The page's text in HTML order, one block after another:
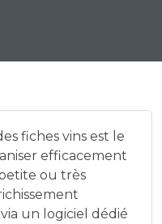
fiches vins est le
efficacement
ou très
un logiciel dédié